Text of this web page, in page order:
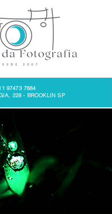
97473 7884
228 - BROOKLIN SP